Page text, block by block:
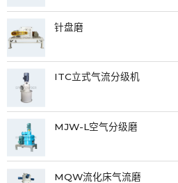
针盘磨
ITC立式气流分级机
MJW-L空气分级磨
MQW流化床气流磨